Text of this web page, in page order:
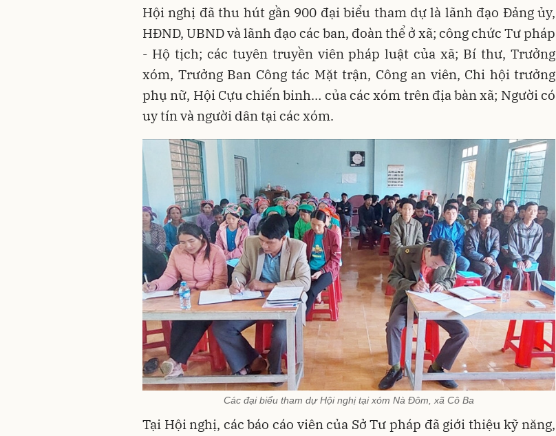
Hội nghị đã thu hút gần 900 đại biểu tham dự là lãnh đạo Đảng ủy,
HĐND, UBND và lãnh đạo các ban, đoàn thể ở xã; công chức Tư pháp
- Hộ tịch; các tuyên truyền viên pháp luật của xã; Bí thư, Trưởng
xóm, Trưởng Ban Công tác Mặt trận, Công an viên, Chi hội trưởng
phụ nữ, Hội Cựu chiến binh… của các xóm trên địa bàn xã; Người có
uy tín và người dân tại các xóm.
Các đại biểu tham dự Hội nghị tại xóm Nà Đôm, xã Cô Ba
Tại Hội nghị, các báo cáo viên của Sở Tư pháp đã giới thiệu kỹ năng,